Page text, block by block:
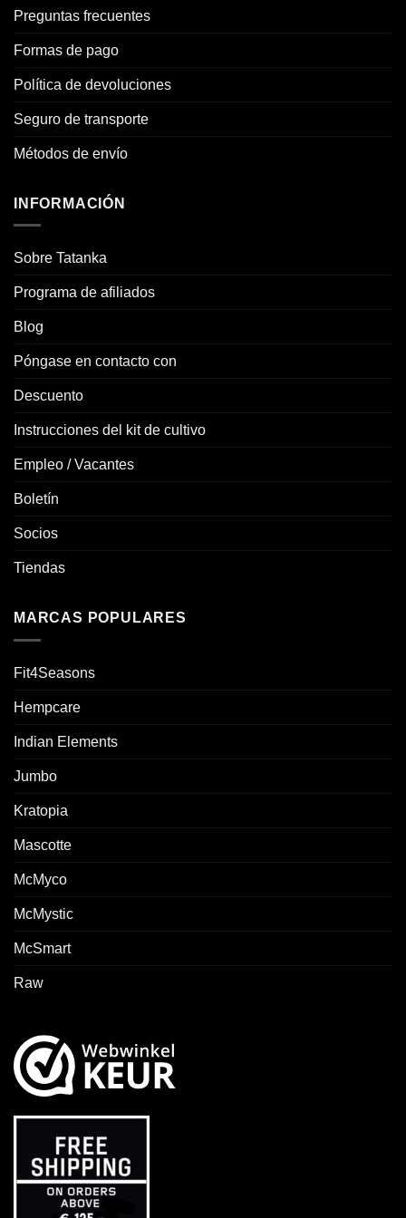
Preguntas frecuentes
Formas de pago
Política de devoluciones
Seguro de transporte
Métodos de envío
INFORMACIÓN
Sobre Tatanka
Programa de afiliados
Blog
Póngase en contacto con
Descuento
Instrucciones del kit de cultivo
Empleo / Vacantes
Boletín
Socios
Tiendas
MARCAS POPULARES
Fit4Seasons
Hempcare
Indian Elements
Jumbo
Kratopia
Mascotte
McMyco
McMystic
McSmart
Raw